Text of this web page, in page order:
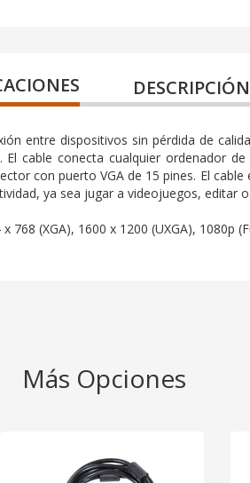
DESCRIPCIÓN
entre dispositivos sin pérdida de
cable conecta cualquier ordenador
con puerto VGA de 15 pines. El
ya sea jugar a videojuegos, editar
768 (XGA), 1600 x 1200 (UXGA), 1080p
Más Opciones